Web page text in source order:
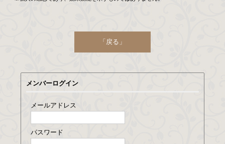
「戻る」
メンバーログイン
メールアドレス
パスワード